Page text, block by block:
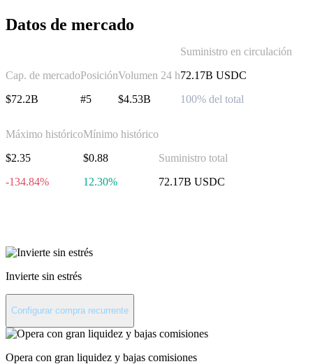
Datos de mercado
Cap. de mercado
$72.2B
Posición
#5
Volumen 24 h
$4.53B
Suministro en circulación
72.17B USDC
100% del total
Máximo histórico
$2.35
-134.84%
Mínimo histórico
$0.88
12.30%
Suministro total
72.17B USDC
Invierte sin estrés
Configurar compra recurrente
Opera con gran liquidez y bajas comisiones